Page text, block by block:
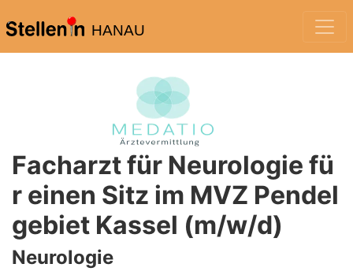
HANAU
Facharzt für Neurologie fü
r einen Sitz im MVZ Pendel
gebiet Kassel (m/w/d)
Neurologie